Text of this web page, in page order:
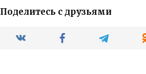
Поделитесь с друзьями